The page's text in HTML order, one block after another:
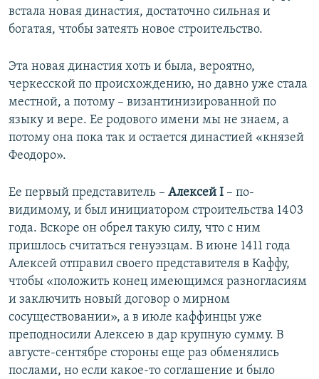
встала новая династия, достаточно сильная и
богатая, чтобы затеять новое строительство.
Эта новая династия хоть и была, вероятно,
черкесской по происхождению, но давно уже стала
местной, а потому – византинизированной по
языку и вере. Ее родового имени мы не знаем, а
потому она пока так и остается династией «князей
Феодоро».
Ее первый представитель – Алексей І – по-
видимому, и был инициатором строительства 1403
года. Вскоре он обрел такую силу, что с ним
пришлось считаться генуэзцам. В июне 1411 года
Алексей отправил своего представителя в Каффу,
чтобы «положить конец имеющимся разногласиям
и заключить новый договор о мирном
сосуществовании», а в июле каффинцы уже
преподносили Алексею в дар крупную сумму. В
августе-сентябре стороны еще раз обменялись
послами, но если какое-то соглашение и было